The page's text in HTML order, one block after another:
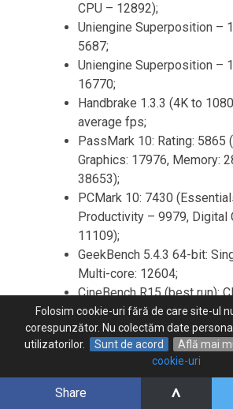
Share ^
CPU – 12892);
Uniengine Superposition –
5687;
Uniengine Superposition –
16770;
Handbrake 1.3.3 (4K to
average fps;
PassMark 10: Rating: 5865
Graphics: 17976, Memory:
38653);
PCMark 10: 7430
Productivity – 9979, Digital
11109);
GeekBench 5.4.3 64-bit:
Multi-core: 12604;
CineBench R15 (best run):
Single Core 263 cb;
CineBench R20 (best run):
Single Core 685 cb;
CineBench R23: CPU
CPU 17782 cb (10 min run),
Folosim cookie-uri fără de care site-ul
corespunzător. Nu colectăm date
utilizatorilor.
Sunt de acord Află mai
cookie-uri